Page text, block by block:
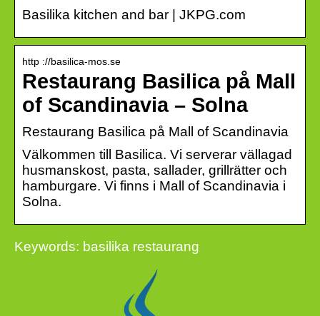
Basilika kitchen and bar | JKPG.com
http ://basilica-mos.se
Restaurang Basilica på Mall
of Scandinavia – Solna
Restaurang Basilica på Mall of Scandinavia
Välkommen till Basilica. Vi serverar vällagad
husmanskost, pasta, sallader, grillrätter och
hamburgare. Vi finns i Mall of Scandinavia i
Solna.
Keywords: basilika restaurang